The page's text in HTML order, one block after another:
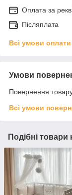
Оплата за
Післяплата
Всі умови оплати
Умови
Повернення
Всі умови
Подібні товари